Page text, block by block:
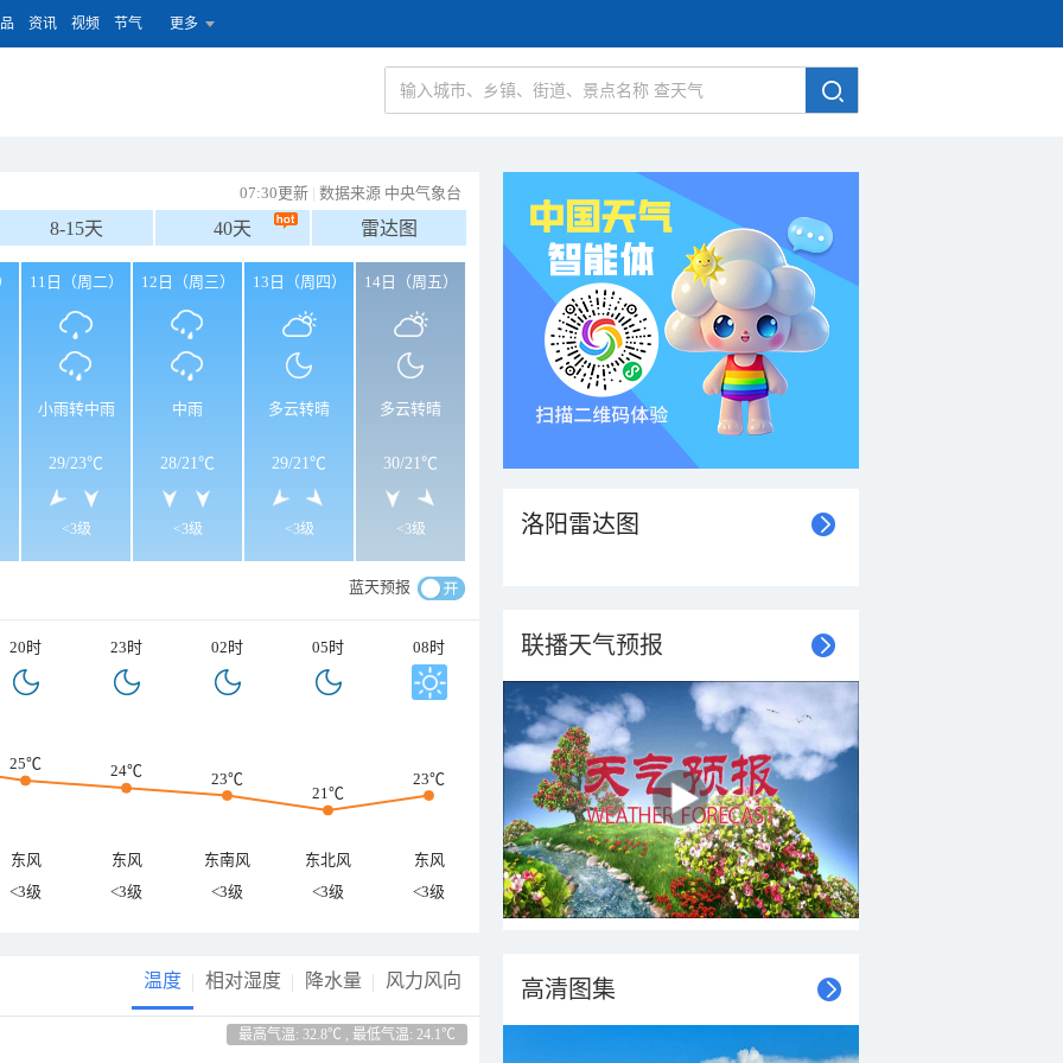
资讯 视频 节气 更多
07:30更新 | 数据来源 中央气象台
8-15天 40天 雷达图
11日（周二）
小雨转中雨
29/23℃
<3级
12日（周三）
中雨
28/21℃
<3级
13日（周四）
多云转晴
29/21℃
<3级
14日（周五）
多云转晴
30/21℃
<3级
蓝天预报
20时 23时 02时 05时 08时
25℃ 24℃
23℃
21℃
23℃
东风 东风 东南风 东北风
东风
<3级
<3级 <3级 <3级 <3级
温度 相对湿度 降水量 风力风向
最高气温: 32.8℃ , 最低气温: 24.1℃
洛阳雷达图
联播天气预报
高清图集